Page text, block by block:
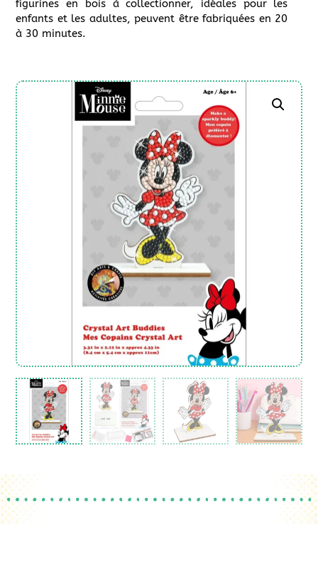
figurines en bois à collectionner, idéales pour les
enfants et les adultes, peuvent être fabriquées en 20
à 30 minutes.